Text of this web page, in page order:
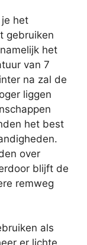
het
gebruiken
het
van 7
na zal de
liggen
het best
over
blijft de
remweg
als